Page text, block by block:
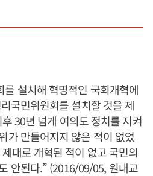
설치해 혁명적인 국회개혁에
국민위원회를 설치할 것을 제
30년 넘게 여의도 정치를 지켜
가 만들어지지 않은 적이 없었
대로 개혁된 적이 없고 국민의
안된다.” (2016/09/05, 원내교